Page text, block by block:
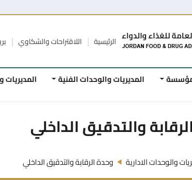
الرئيسية اللاقتراحات والشكاوي بريد
المديريات والوحدات الفنية المديريات والوحدات
والتدقيق الداخلي
الادارية وحدة الرقابة والتدقيق الداخلي